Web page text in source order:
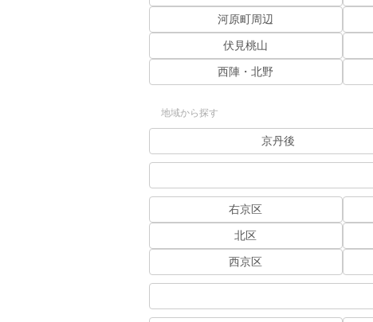
河原町周辺
伏見桃山
西陣・北野
地域から探す
京丹後
右京区
北区
西京区